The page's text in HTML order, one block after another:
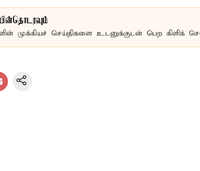
முக்கியச் செய்திகளை உடனுக்குடன் பெற கிளிக்